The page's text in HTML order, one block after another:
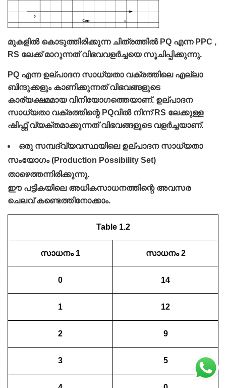
മുകളിൽ കൊടുത്തിരിക്കുന്ന ചിത്രത്തിൽ PQ എന്ന PPC ,
RS ലേക്ക്‌ മാറുന്നത്‌ വിഭവവളര്‍ച്ചയെ സൂചിപ്പിക്കുന്നു.
PQ എന്ന ഉല്പാദന സാധ്യതാ വക്രത്തിലെ എല്ലാ
ബിന്ദുക്കളും കാണിക്കുന്നത്‌ വിഭവങ്ങളുടെ
കാര്യക്ഷമമായ വിനിയോഗത്തെയാണ്‌. ഉല്പാദന
സാധ്യതാ വക്രത്തിന്റെ PQവില്‍ നിന്ന്‌ RS ലേക്കുള്ള
ഷിഫ്റ്റ്‌ വ്യക്തമാക്കുന്നത്‌ വിഭവങ്ങളുടെ വളര്‍ച്ചയാണ്‌.
ഒരു സമ്പദ്‌വ്യവസ്ഥയിലെ ഉല്പാദന സാധ്യതാ
സംയോഗം (Production Possibility Set)
താഴെത്തന്നിരിക്കുന്നു.
ഈ പട്ടികയിലെ അധികസാധനത്തിന്റെ അവസര
ചെലവ് കണ്ടെത്തിനോക്കാം.
Table 1.2
സാധനം 1 സാധനം 2
0 14
1 12
2 9
3 5